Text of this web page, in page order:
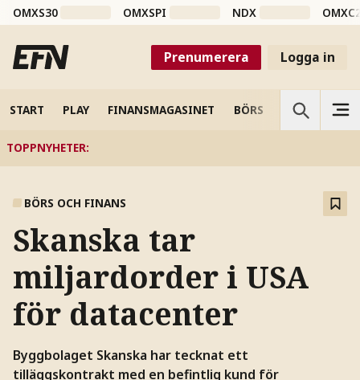
OMXS30 OMXSPI NDX
Prenumerera Logga in
START PLAY FINANSMAGASINET BÖRS VETENSKAP
TOPPNYHETER:
BÖRS OCH FINANS
Skanska tar
miljardorder i USA
för datacenter
Byggbolaget Skanska har tecknat ett
tilläggskontrakt med en befintlig kund för